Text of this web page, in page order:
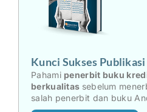
Kunci Sukses
Pahami penerbit buku
berkualitas sebelum
salah penerbit dan buku